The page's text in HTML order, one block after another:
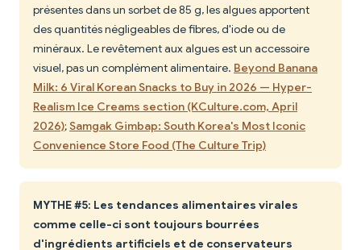
présentes dans un sorbet de 85 g, les algues apportent
des quantités négligeables de fibres, d'iode ou de
minéraux. Le revêtement aux algues est un accessoire
visuel, pas un complément alimentaire. Beyond Banana
Milk: 6 Viral Korean Snacks to Buy in 2026 — Hyper-
Realism Ice Creams section (KCulture.com, April
2026);Samgak Gimbap: South Korea's Most Iconic
Convenience Store Food (The Culture Trip)
MYTHE #5: Les tendances alimentaires virales
comme celle-ci sont toujours bourrées
d'ingrédients artificiels et de conservateurs